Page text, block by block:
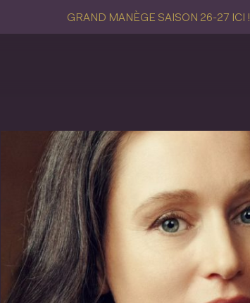
GRAND MANÈGE SAISON 26-27 ICI !